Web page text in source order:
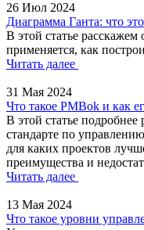
26 Июл 2024
Диаграмма Ганта: что
В этой статье расскажем
применяется, как
Читать далее
31 Мая 2024
Что такое PMBok и как
В этой статье
стандарте по
для каких проектов
преимущества и
Читать далее
13 Мая 2024
Что такое уровни